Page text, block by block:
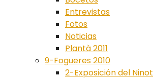
Entrevistas
Fotos
Noticias
Plantà 2011
9-Fogueres 2010
2-Exposición del Ninot